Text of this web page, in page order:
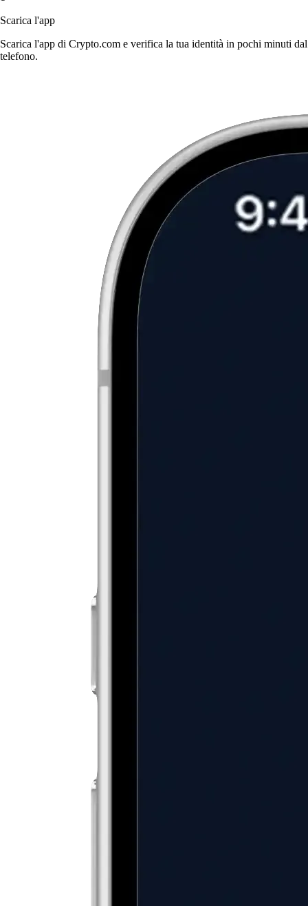
Scarica l'app
Scarica l'app di Crypto.com e verifica la tua identità in pochi minuti dal
telefono.